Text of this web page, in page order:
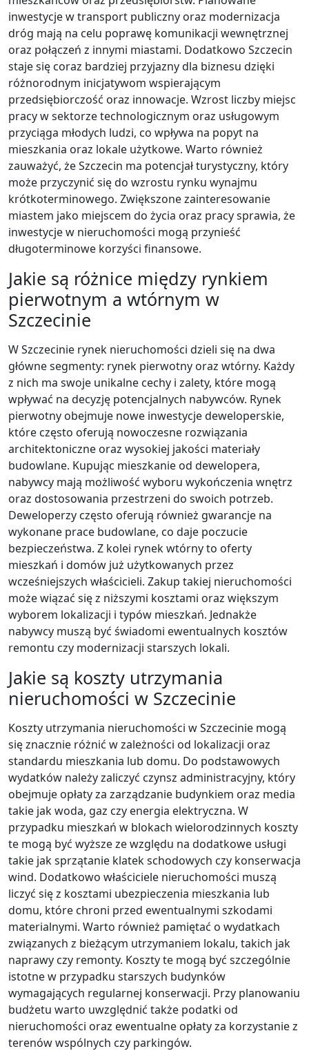
inwestycje w transport publiczny oraz modernizacja
dróg mają na celu poprawę komunikacji wewnętrznej
oraz połączeń z innymi miastami. Dodatkowo Szczecin
staje się coraz bardziej przyjazny dla biznesu dzięki
różnorodnym inicjatywom wspierającym
przedsiębiorczość oraz innowacje. Wzrost liczby miejsc
pracy w sektorze technologicznym oraz usługowym
przyciąga młodych ludzi, co wpływa na popyt na
mieszkania oraz lokale użytkowe. Warto również
zauważyć, że Szczecin ma potencjał turystyczny, który
może przyczynić się do wzrostu rynku wynajmu
krótkoterminowego. Zwiększone zainteresowanie
miastem jako miejscem do życia oraz pracy sprawia, że
inwestycje w nieruchomości mogą przynieść
długoterminowe korzyści finansowe.
Jakie są różnice między rynkiem
pierwotnym a wtórnym w
Szczecinie
W Szczecinie rynek nieruchomości dzieli się na dwa
główne segmenty: rynek pierwotny oraz wtórny. Każdy
z nich ma swoje unikalne cechy i zalety, które mogą
wpływać na decyzję potencjalnych nabywców. Rynek
pierwotny obejmuje nowe inwestycje deweloperskie,
które często oferują nowoczesne rozwiązania
architektoniczne oraz wysokiej jakości materiały
budowlane. Kupując mieszkanie od dewelopera,
nabywcy mają możliwość wyboru wykończenia wnętrz
oraz dostosowania przestrzeni do swoich potrzeb.
Deweloperzy często oferują również gwarancje na
wykonane prace budowlane, co daje poczucie
bezpieczeństwa. Z kolei rynek wtórny to oferty
mieszkań i domów już użytkowanych przez
wcześniejszych właścicieli. Zakup takiej nieruchomości
może wiązać się z niższymi kosztami oraz większym
wyborem lokalizacji i typów mieszkań. Jednakże
nabywcy muszą być świadomi ewentualnych kosztów
remontu czy modernizacji starszych lokali.
Jakie są koszty utrzymania
nieruchomości w Szczecinie
Koszty utrzymania nieruchomości w Szczecinie mogą
się znacznie różnić w zależności od lokalizacji oraz
standardu mieszkania lub domu. Do podstawowych
wydatków należy zaliczyć czynsz administracyjny, który
obejmuje opłaty za zarządzanie budynkiem oraz media
takie jak woda, gaz czy energia elektryczna. W
przypadku mieszkań w blokach wielorodzinnych koszty
te mogą być wyższe ze względu na dodatkowe usługi
takie jak sprzątanie klatek schodowych czy konserwacja
wind. Dodatkowo właściciele nieruchomości muszą
liczyć się z kosztami ubezpieczenia mieszkania lub
domu, które chroni przed ewentualnymi szkodami
materialnymi. Warto również pamiętać o wydatkach
związanych z bieżącym utrzymaniem lokalu, takich jak
naprawy czy remonty. Koszty te mogą być szczególnie
istotne w przypadku starszych budynków
wymagających regularnej konserwacji. Przy planowaniu
budżetu warto uwzględnić także podatki od
nieruchomości oraz ewentualne opłaty za korzystanie z
terenów wspólnych czy parkingów.